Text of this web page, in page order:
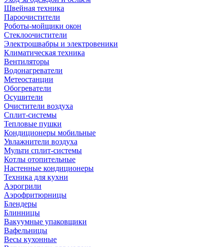
Швейная техника
Пароочистители
Роботы-мойщики окон
Стеклоочистители
Электрошвабры и электровеники
Климатическая техника
Вентиляторы
Водонагреватели
Метеостанции
Обогреватели
Осушители
Очистители воздуха
Сплит-системы
Тепловые пушки
Кондиционеры мобильные
Увлажнители воздуха
Мульти сплит-системы
Котлы отопительные
Настенные кондиционеры
Техника для кухни
Аэрогрили
Аэрофритюрницы
Блендеры
Блинницы
Вакуумные упаковщики
Вафельницы
Весы кухонные